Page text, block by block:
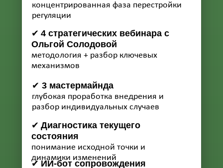
✔ ИИ-бот сопровождения
✔ Диагностика текущего
состояния
понимание исходной точки и
динамики изменений
✔ 4 стратегических вебинара с
Ольгой Солодовой
методология + разбор ключевых
механизмов
✔ 3 мастермайнда
глубокая проработка внедрения и
разбор индивидуальных случаев
концентрированная фаза перестройки
регуляции